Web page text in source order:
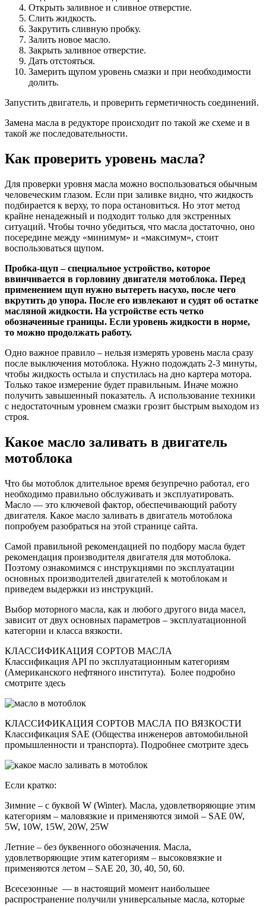
Открыть заливное и сливное отверстие.
Слить жидкость.
Закрутить сливную пробку.
Залить новое масло.
Закрыть заливное отверстие.
Дать отстояться.
Замерить щупом уровень смазки и при необходимости
долить.
Запустить двигатель, и проверить герметичность соединений.
Замена масла в редукторе происходит по такой же схеме и в
такой же последовательности.
Как проверить уровень масла?
Для проверки уровня масла можно воспользоваться обычным
человеческим глазом. Если при заливке видно, что жидкость
подбирается к верху, то пора остановиться. Но этот метод
крайне ненадежный и подходит только для экстренных
ситуаций. Чтобы точно убедиться, что масла достаточно, оно
посередине между «минимум» и «максимум», стоит
воспользоваться щупом.
Пробка-щуп – специальное устройство, которое
ввинчивается в горловину двигателя мотоблока. Перед
применением щуп нужно вытереть насухо, после чего
вкрутить до упора. После его извлекают и судят об остатке
масляной жидкости. На устройстве есть четко
обозначенные границы. Если уровень жидкости в норме,
то можно продолжать работу.
Одно важное правило – нельзя измерять уровень масла сразу
после выключения мотоблока. Нужно подождать 2-3 минуты,
чтобы жидкость остыла и спустилась на дно картера мотора.
Только такое измерение будет правильным. Иначе можно
получить завышенный показатель. А использование техники
с недостаточным уровнем смазки грозит быстрым выходом из
строя.
Какое масло заливать в двигатель
мотоблока
Что бы мотоблок длительное время безупречно работал, его
необходимо правильно обслуживать и эксплуатировать.
Масло — это ключевой фактор, обеспечивающий работу
двигателя. Какое масло заливать в двигатель мотоблока
попробуем разобраться на этой странице сайта.
Самой правильной рекомендацией по подбору масла будет
рекомендация производителя двигателя для мотоблока.
Поэтому ознакомимся с инструкциями по эксплуатации
основных производителей двигателей к мотоблокам и
приведем выдержки из инструкций.
Выбор моторного масла, как и любого другого вида масел,
зависит от двух основных параметров – эксплуатационной
категории и класса вязкости.
КЛАССИФИКАЦИЯ СОРТОВ МАСЛА
Классификация API по эксплуатационным категориям
(Американского нефтяного института). Более подробно
смотрите здесь
КЛАССИФИКАЦИЯ СОРТОВ МАСЛА ПО ВЯЗКОСТИ
Классификация SAE (Общества инженеров автомобильной
промышленности и транспорта). Подробнее смотрите здесь
Если кратко:
Зимние – с буквой W (Winter). Масла, удовлетворяющие этим
категориям – маловязкие и применяются зимой – SAE 0W,
5W, 10W, 15W, 20W, 25W
Летние – без буквенного обозначения. Масла,
удовлетворяющие этим категориям – высоковязкие и
применяются летом – SAE 20, 30, 40, 50, 60.
Всесезонные — в настоящий момент наибольшее
распространение получили универсальные масла, которые